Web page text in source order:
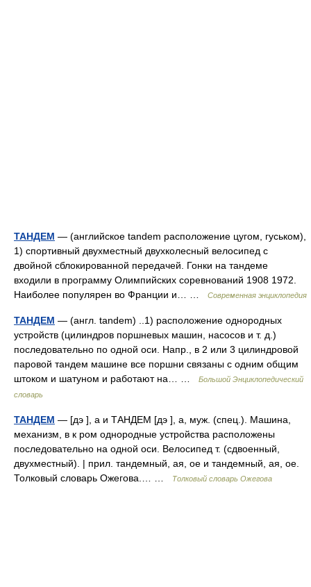
ТАНДЕМ — (английское tandem расположение цугом, гуськом),
1) спортивный двухместный двухколесный велосипед с
двойной сблокированной передачей. Гонки на тандеме
входили в программу Олимпийских соревнований 1908 1972.
Наиболее популярен во Франции и… …
Современная энциклопедия
ТАНДЕМ — (англ. tandem) ..1) расположение однородных
устройств (цилиндров поршневых машин, насосов и т. д.)
последовательно по одной оси. Напр., в 2 или 3 цилиндровой
паровой тандем машине все поршни связаны с одним общим
штоком и шатуном и работают на… …
Большой Энциклопедический
словарь
ТАНДЕМ — [дэ ], а и ТАНДЕМ [дэ ], а, муж. (спец.). Машина,
механизм, в к ром однородные устройства расположены
последовательно на одной оси. Велосипед т. (сдвоенный,
двухместный). | прил. тандемный, ая, ое и тандемный, ая, ое.
Толковый словарь Ожегова.… …
Толковый словарь Ожегова